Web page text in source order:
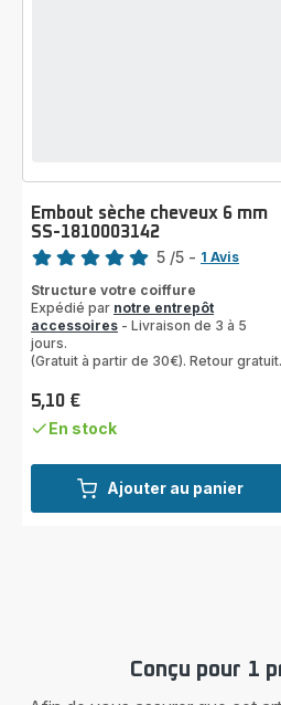
Ajouter au panier
Embout sèche cheveux 6 mm
SS-1810003142
Note
5
étoiles
(moyenne)
5 /5 - 1 Avis
Structure votre coiffure
Expédié par notre entrepôt
accessoires - Livraison de 3 à 5
jours.
(Gratuit à partir de 30€). Retour gratuit.
Prix
5,10 €
En stock
Conçu pour 1